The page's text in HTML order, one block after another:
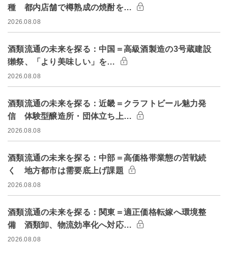
種 都内店舗で樽熟成の焼酎を…
2026.08.08
酒類流通の未来を探る：中国＝高級酒製造の3号蔵建設
獺祭、「より美味しい」を…
2026.08.08
酒類流通の未来を探る：近畿＝クラフトビール魅力発
信 体験型醸造所・団体立ち上…
2026.08.08
酒類流通の未来を探る：中部＝高価格帯業態の苦戦続
く 地方都市は需要底上げ課題
2026.08.08
酒類流通の未来を探る：関東＝適正価格転嫁へ環境整
備 酒類卸、物流効率化へ対応…
2026.08.08